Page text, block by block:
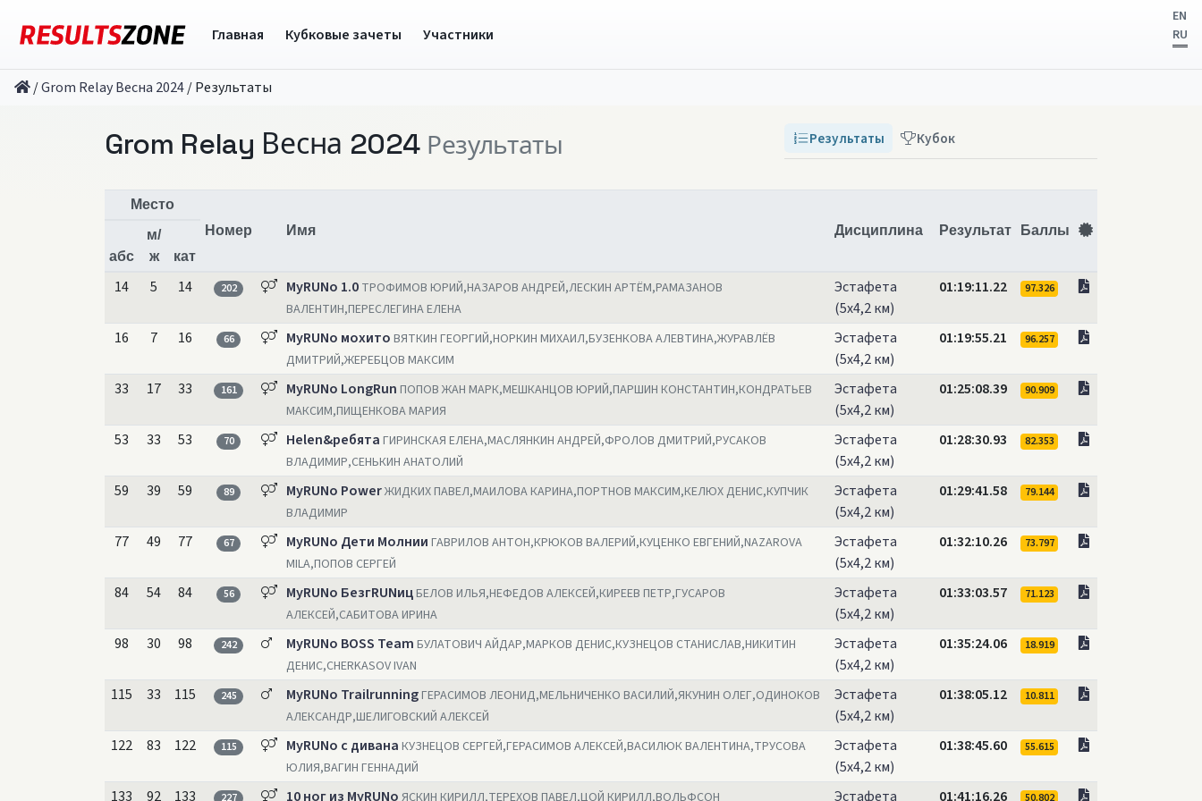
Главная Кубковые зачеты Участники
EN
RU
/Grom Relay Весна 2024/Результаты
Grom Relay Весна 2024 Результаты Результаты Кубок
Место
Номер
Имя Дисциплина Результат
Баллы
абс
м/
ж
кат
14 5 14 202 MyRUNo 1.0 ТРОФИМОВ ЮРИЙ,НАЗАРОВ АНДРЕЙ,ЛЕСКИН АРТЁМ,РАМАЗАНОВ
ВАЛЕНТИН,ПЕРЕСЛЕГИНА ЕЛЕНА
Эстафета
(5х4,2 км)
01:19:11.22 97.326
16 7 16 66 MyRUNo мохито ВЯТКИН ГЕОРГИЙ,НОРКИН МИХАИЛ,БУЗЕНКОВА АЛЕВТИНА,ЖУРАВЛЁВ
ДМИТРИЙ,ЖЕРЕБЦОВ МАКСИМ
Эстафета
(5х4,2 км)
01:19:55.21 96.257
33 17 33 161 MyRUNo LongRun ПОПОВ ЖАН МАРК,МЕШКАНЦОВ ЮРИЙ,ПАРШИН КОНСТАНТИН,КОНДРАТЬЕВ
МАКСИМ,ПИЩЕНКОВА МАРИЯ
Эстафета
(5х4,2 км)
01:25:08.39 90.909
53 33 53 70 Helen&ребята ГИРИНСКАЯ ЕЛЕНА,МАСЛЯНКИН АНДРЕЙ,ФРОЛОВ ДМИТРИЙ,РУСАКОВ
ВЛАДИМИР,СЕНЬКИН АНАТОЛИЙ
Эстафета
(5х4,2 км)
01:28:30.93 82.353
59 39 59 89 MyRUNo PowerЖИДКИХ ПАВЕЛ,МАИЛОВА КАРИНА,ПОРТНОВ МАКСИМ,КЕЛЮХ ДЕНИС,КУПЧИК
ВЛАДИМИР
Эстафета
(5х4,2 км)
01:29:41.58 79.144
77 49 77 67 MyRUNo Дети Молнии ГАВРИЛОВ АНТОН,КРЮКОВ ВАЛЕРИЙ,КУЦЕНКО ЕВГЕНИЙ,NAZAROVA
MILA,ПОПОВ СЕРГЕЙ
Эстафета
(5х4,2 км)
01:32:10.26 73.797
84 54 84 56 MyRUNo БезгRUNицБЕЛОВ ИЛЬЯ,НЕФЕДОВ АЛЕКСЕЙ,КИРЕЕВ ПЕТР,ГУСАРОВ
АЛЕКСЕЙ,САБИТОВА ИРИНА
Эстафета
(5х4,2 км)
01:33:03.57 71.123
98 30 98 242 MyRUNo BOSS Team БУЛАТОВИЧ АЙДАР,МАРКОВ ДЕНИС,КУЗНЕЦОВ СТАНИСЛАВ,НИКИТИН
ДЕНИС,CHERKASOV IVAN
Эстафета
(5х4,2 км)
01:35:24.06 18.919
115 33 115 245 MyRUNo TrailrunningГЕРАСИМОВ ЛЕОНИД,МЕЛЬНИЧЕНКО ВАСИЛИЙ,ЯКУНИН ОЛЕГ,ОДИНОКОВ
АЛЕКСАНДР,ШЕЛИГОВСКИЙ АЛЕКСЕЙ
Эстафета
(5х4,2 км)
01:38:05.12 10.811
122 83 122 115 MyRUNo с дивана КУЗНЕЦОВ СЕРГЕЙ,ГЕРАСИМОВ АЛЕКСЕЙ,ВАСИЛЮК ВАЛЕНТИНА,ТРУСОВА
ЮЛИЯ,ВАГИН ГЕННАДИЙ
Эстафета
(5х4,2 км)
01:38:45.60 55.615
133 92 133 227 10 ног из MyRUNo ЯСКИН КИРИЛЛ,ТЕРЕХОВ ПАВЕЛ,ЦОЙ КИРИЛЛ,ВОЛЬФСОН Эстафета 01:41:16.26 50.802